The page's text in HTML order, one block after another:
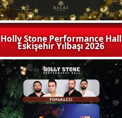
Holly Stone Performance Hall
Eskişehir Yılbaşı 2026